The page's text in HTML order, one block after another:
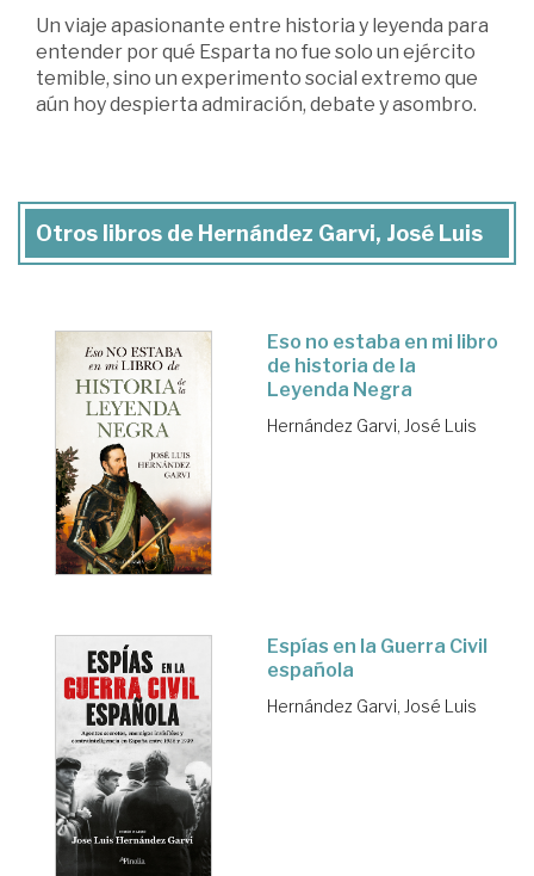
Un viaje apasionante entre historia y leyenda para
entender por qué Esparta no fue solo un ejército
temible, sino un experimento social extremo que
aún hoy despierta admiración, debate y asombro.
Otros libros de Hernández Garvi, José Luis
Eso no estaba en mi libro
de historia de la
Leyenda Negra
Hernández Garvi, José Luis
Espías en la Guerra Civil
española
Hernández Garvi, José Luis